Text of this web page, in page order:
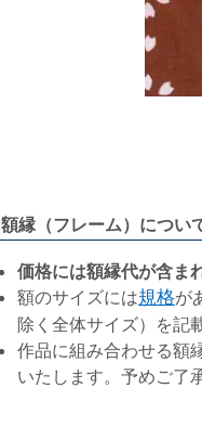
額縁（フレーム）につい
価格には額縁代が含ま
額のサイズには規格が
除く全体サイズ）を記
作品に組み合わせる額
いたします。予めご了